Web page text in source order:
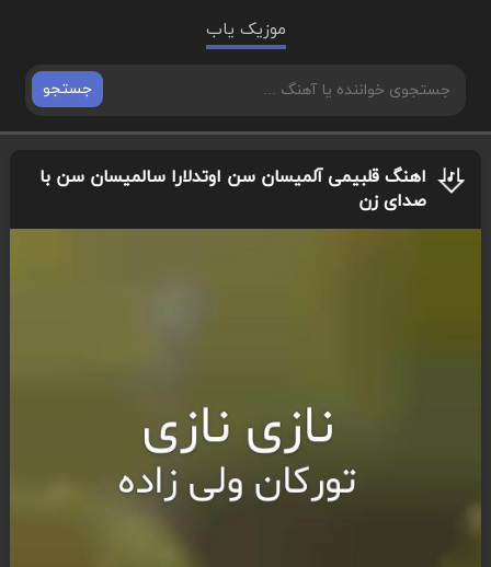
موزیک یاب
جستجو
اهنگ قلبیمی آلمیسان سن اوتدلارا سالمیسان سن با
صدای زن